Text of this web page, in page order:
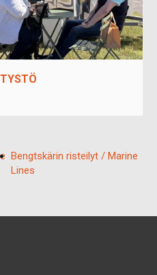
Bengtskärin risteilyt / Marine
Lines